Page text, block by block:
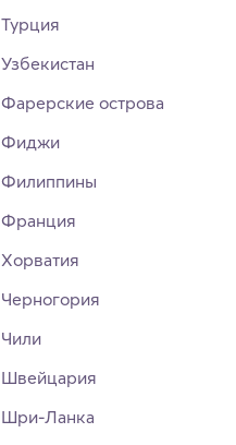
Турция
Узбекистан
Фарерские острова
Фиджи
Филиппины
Франция
Хорватия
Черногория
Чили
Швейцария
Шри-Ланка